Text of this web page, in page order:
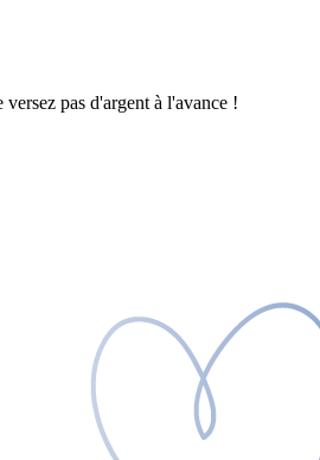
pas d'argent à l'avance !